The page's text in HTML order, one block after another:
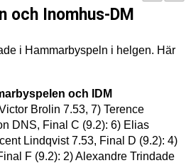
och Inomhus-DM
i Hammarbyspeln i helgen. Här
och IDM
Brolin 7.53, 7) Terence
DNS, Final C (9.2): 6) Elias
Lindqvist 7.53, Final D (9.2): 4)
F (9.2): 2) Alexandre Trindade